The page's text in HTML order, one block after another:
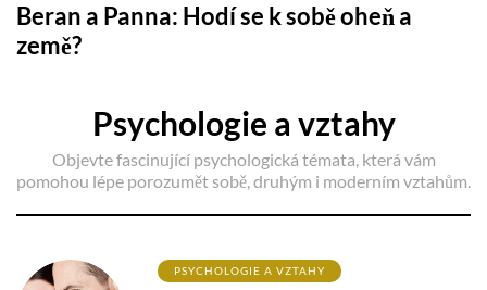
Beran a Panna: Hodí se k sobě oheň a
země?
Psychologie a vztahy
Objevte fascinující psychologická témata, která vám
pomohou lépe porozumět sobě, druhým i moderním vztahům.
PSYCHOLOGIE A VZTAHY